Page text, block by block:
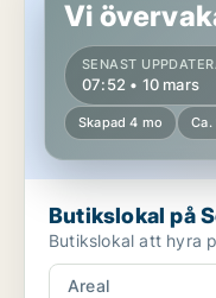
Vi
SENAST
07:52 • 10 mars
Skapad 4 mo Ca.
Butikslokal på
Butikslokal att hyra
Areal